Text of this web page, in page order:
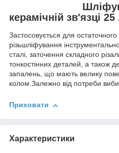
керамічній зв'язці 25
Застосовується для
різьшліфування
сталі, заточення складного
тонкостінних деталей, а також
запалень, що мають велику
колом.Залежно від потреби
Приховати
Характеристики